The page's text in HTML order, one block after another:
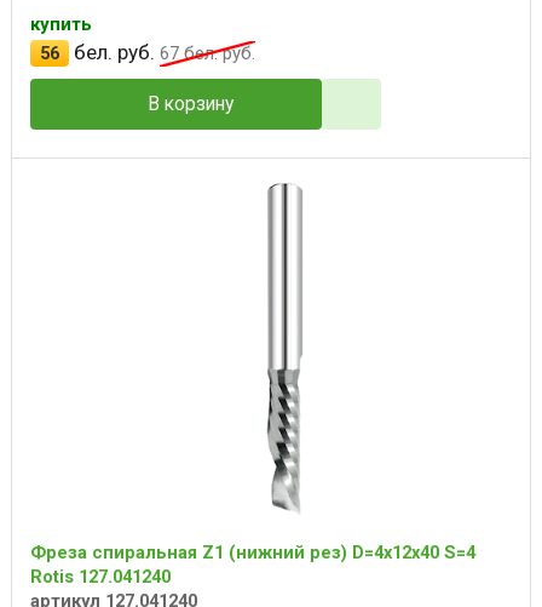
купить
56
бел. руб. 67бел. руб.
В корзину
Фреза спиральная Z1 (нижний рез) D=4x12x40 S=4
Rotis 127.041240
артикул 127.041240